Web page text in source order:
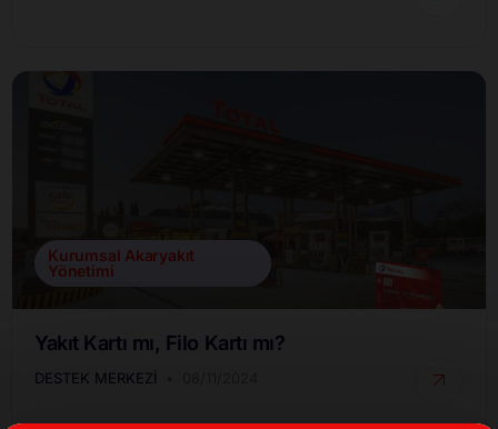
Kurumsal Akaryakıt
Yönetimi
Yakıt Kartı mı, Filo Kartı mı?
DESTEK MERKEZI